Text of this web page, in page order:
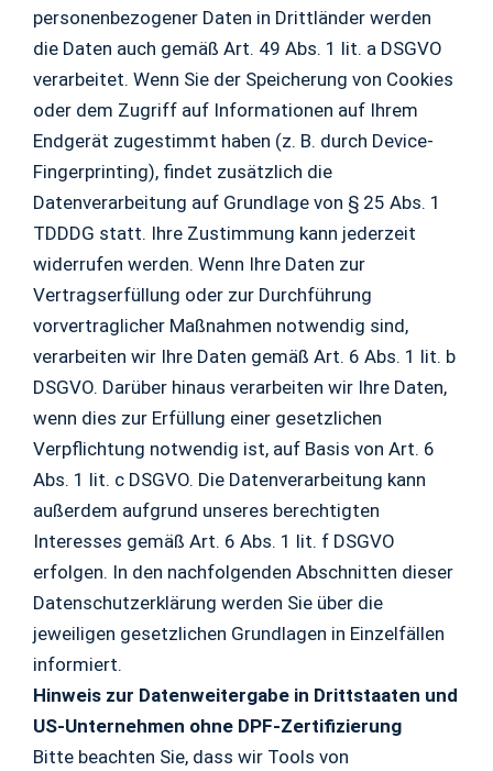
personenbezogener Daten in Drittländer werden
die Daten auch gemäß Art. 49 Abs. 1 lit. a DSGVO
verarbeitet. Wenn Sie der Speicherung von Cookies
oder dem Zugriff auf Informationen auf Ihrem
Endgerät zugestimmt haben (z. B. durch Device-
Fingerprinting), findet zusätzlich die
Datenverarbeitung auf Grundlage von § 25 Abs. 1
TDDDG statt. Ihre Zustimmung kann jederzeit
widerrufen werden. Wenn Ihre Daten zur
Vertragserfüllung oder zur Durchführung
vorvertraglicher Maßnahmen notwendig sind,
verarbeiten wir Ihre Daten gemäß Art. 6 Abs. 1 lit. b
DSGVO. Darüber hinaus verarbeiten wir Ihre Daten,
wenn dies zur Erfüllung einer gesetzlichen
Verpflichtung notwendig ist, auf Basis von Art. 6
Abs. 1 lit. c DSGVO. Die Datenverarbeitung kann
außerdem aufgrund unseres berechtigten
Interesses gemäß Art. 6 Abs. 1 lit. f DSGVO
erfolgen. In den nachfolgenden Abschnitten dieser
Datenschutzerklärung werden Sie über die
jeweiligen gesetzlichen Grundlagen in Einzelfällen
informiert.
Hinweis zur Datenweitergabe in Drittstaaten und
US-Unternehmen ohne DPF-Zertifizierung
Bitte beachten Sie, dass wir Tools von